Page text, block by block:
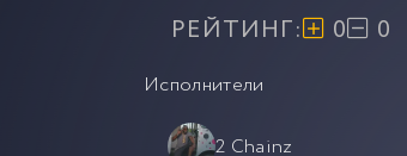
РЕЙТИНГ: 0 0
Исполнители
2 Chainz